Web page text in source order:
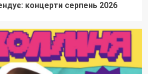
концерти серпень 2026